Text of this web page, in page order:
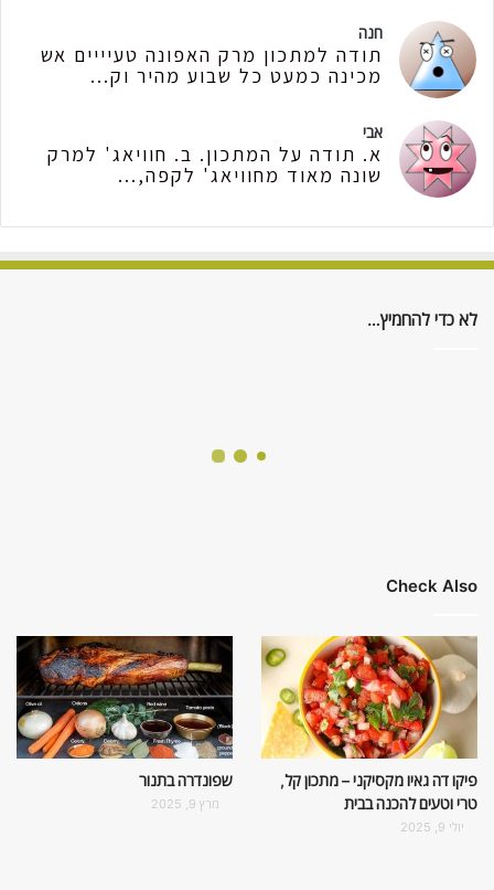
חנה
תודה למתכון מרק האפונה טעיייים אש
מכינה כמעט כל שבוע מהיר וק...
אבי
א. תודה על המתכון. ב. חוויאג' למרק
שונה מאוד מחוויאג' לקפה,...
לא כדי להחמיץ…
Check Also
פיקו דה גאיו מקסיקני – מתכון קל,
טרי וטעים להכנה בבית
יולי 9, 2025
שפונדרה בתנור
מרץ 9, 2025